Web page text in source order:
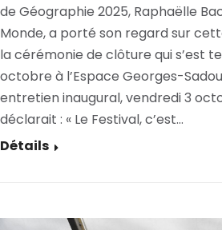
de Géographie 2025, Raphaëlle
Monde, a porté son regard sur
la cérémonie de clôture qui s’est
octobre à l’Espace Georges-
entretien inaugural, vendredi 3
déclarait : « Le Festival, c’est…
Détails